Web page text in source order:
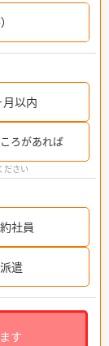
以内
ろがあれば
ださい
社員
派遣
す